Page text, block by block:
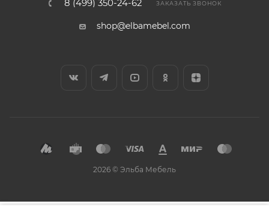
8 (499) 350-24-62 ЗАКАЗАТЬ ЗВОНОК
shop@elbamebel.com
2026 © Эльба Мебель